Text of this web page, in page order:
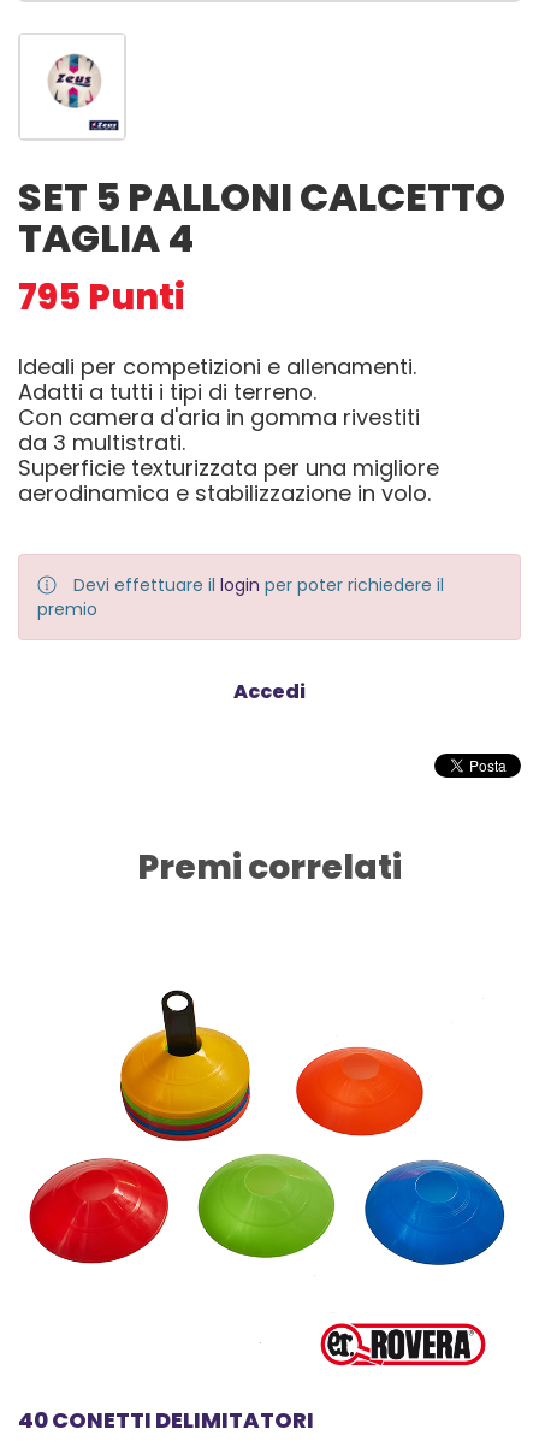
SET 5 PALLONI CALCETTO
TAGLIA 4
795 Punti
Ideali per competizioni e allenamenti.
Adatti a tutti i tipi di terreno.
Con camera d'aria in gomma rivestiti
da 3 multistrati.
Superficie texturizzata per una migliore
aerodinamica e stabilizzazione in volo.
Devi effettuare il login per poter richiedere il
premio
Accedi
Premi correlati
40 CONETTI DELIMITATORI